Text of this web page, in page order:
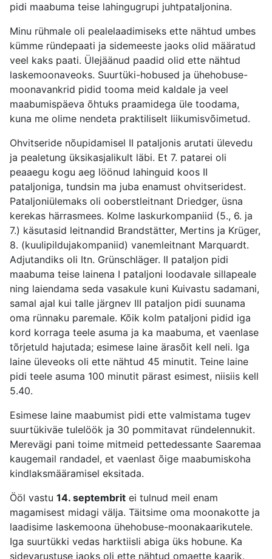
pidi maabuma teise lahingugrupi juhtpataljonina.
Minu rühmale oli pealelaadimiseks ette nähtud umbes
kümme ründepaati ja sidemeeste jaoks olid määratud
veel kaks paati. Ülejäänud paadid olid ette nähtud
laskemoonaveoks. Suurtüki-hobused ja ühehobuse-
moonavankrid pidid tooma meid kaldale ja veel
maabumispäeva õhtuks praamidega üle toodama,
kuna me olime nendeta praktiliselt liikumisvõimetud.
Ohvitseride nõupidamisel II pataljonis arutati ülevedu
ja pealetung üksikasjalikult läbi. Et 7. patarei oli
peaaegu kogu aeg löönud lahinguid koos II
pataljoniga, tundsin ma juba enamust ohvitseridest.
Pataljoniülemaks oli ooberstleitnant Driedger, üsna
kerekas härrasmees. Kolme laskurkompaniid (5., 6. ja
7.) käsutasid leitnandid Brandstätter, Mertins ja Krüger,
8. (kuulipildujakompaniid) vanemleitnant Marquardt.
Adjutandiks oli Itn. Grünschläger. II pataljon pidi
maabuma teise lainena I pataljoni loodavale sillapeale
ning laiendama seda vasakule kuni Kuivastu sadamani,
samal ajal kui talle järgnev III pataljon pidi suunama
oma rünnaku paremale. Kõik kolm pataljoni pidid iga
kord korraga teele asuma ja ka maabuma, et vaenlase
tõrjetuld hajutada; esimese laine ärasõit kell neli. Iga
laine üleveoks oli ette nähtud 45 minutit. Teine laine
pidi teele asuma 100 minutit pärast esimest, niisiis kell
5.40.
Esimese laine maabumist pidi ette valmistama tugev
suurtükiväe tulelöök ja 30 pommitavat ründelennukit.
Merevägi pani toime mitmeid pettedessante Saaremaa
kaugemail randadel, et vaenlast õige maabumiskoha
kindlaksmääramisel eksitada.
Ööl vastu 14. septembrit ei tulnud meil enam
magamisest midagi välja. Täitsime oma moonakotte ja
laadisime laskemoona ühehobuse-moonakaarikutele.
Iga suurtükki vedas harktiisli abiga üks hobune. Ka
sidevarustuse jaoks oli ette nähtud omaette kaarik.